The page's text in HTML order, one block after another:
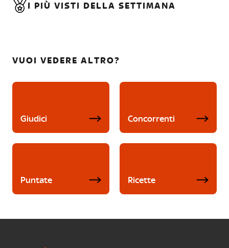
I PIÙ VISTI DELLA SETTIMANA
VUOI VEDERE ALTRO?
Giudici Concorrenti
Puntate Ricette